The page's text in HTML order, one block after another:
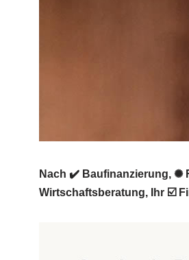
Nach ✔️ Baufinanzierung, ✺
Wirtschaftsberatung, Ihr ☑️